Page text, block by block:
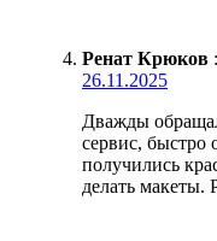
Ренат Крюков :
26.11.2025
Дважды
сервис, быстро
получились
делать макеты.